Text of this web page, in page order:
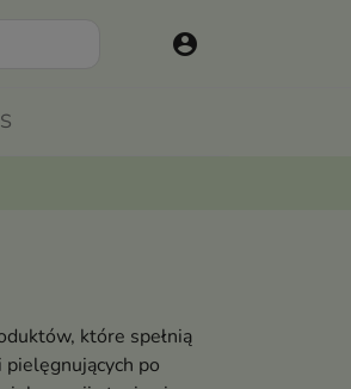
account_circle
które spełnią
po